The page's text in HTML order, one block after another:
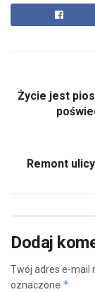
Życie jest
Remont
Dodaj
Twój adres e-mail
oznaczone *